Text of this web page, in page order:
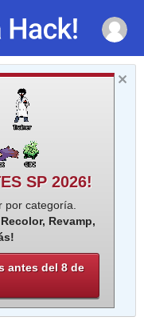
SP 2026!
categoría.
Recolor, Revamp,
antes del 8 de